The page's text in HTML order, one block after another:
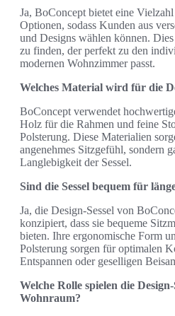
Ja, BoConcept bietet eine Vielzahl
Optionen, sodass Kunden aus
und Designs wählen können.
zu finden, der perfekt zu den
modernen Wohnzimmer passt.
Welches Material wird für die
BoConcept verwendet
Holz für die Rahmen und feine
Polsterung. Diese Materialien
angenehmes Sitzgefühl, sondern
Langlebigkeit der Sessel.
Sind die Sessel bequem für
Ja, die Design-Sessel von
konzipiert, dass sie bequeme
bieten. Ihre ergonomische Form
Polsterung sorgen für optimalen
Entspannen oder geselligen
Welche Rolle spielen die
Wohnraum?